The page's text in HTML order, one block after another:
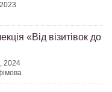
«Від візитівок до
2024